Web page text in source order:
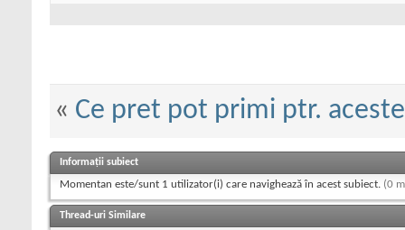
« Ce pret pot primi ptr.
Informații subiect
Momentan este/sunt 1 utilizator(i) care navighează în acest subiect. (0
Thread-uri Similare